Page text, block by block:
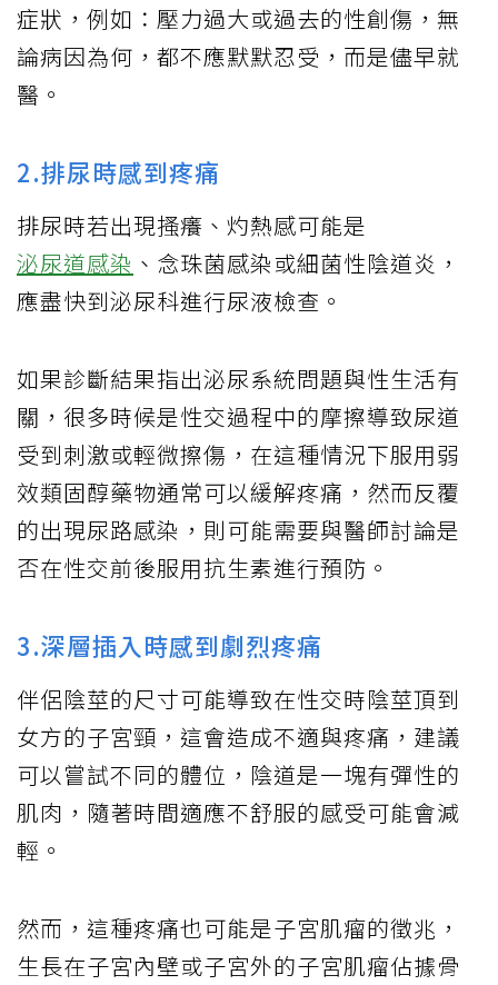
症狀，例如：壓力過大或過去的性創傷，無
論病因為何，都不應默默忍受，而是儘早就
醫。
2.排尿時感到疼痛
排尿時若出現搔癢、灼熱感可能是
泌尿道感染 、念珠菌感染或細菌性陰道炎，
應盡快到泌尿科進行尿液檢查。
如果診斷結果指出泌尿系統問題與性生活有
關，很多時候是性交過程中的摩擦導致尿道
受到刺激或輕微擦傷，在這種情況下服用弱
效類固醇藥物通常可以緩解疼痛，然而反覆
的出現尿路感染，則可能需要與醫師討論是
否在性交前後服用抗生素進行預防。
3.深層插入時感到劇烈疼痛
伴侶陰莖的尺寸可能導致在性交時陰莖頂到
女方的子宮頸，這會造成不適與疼痛，建議
可以嘗試不同的體位，陰道是一塊有彈性的
肌肉，隨著時間適應不舒服的感受可能會減
輕。
然而，這種疼痛也可能是子宮肌瘤的徵兆，
生長在子宮內壁或子宮外的子宮肌瘤佔據骨